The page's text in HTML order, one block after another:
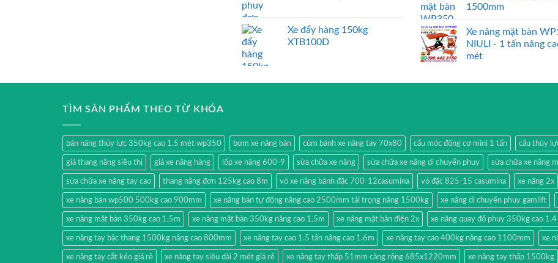
Xe đẩy hàng 150kg
XTB100D
1500mm
Xe nâng mặt bàn
NIULI - 1 tấn nâng
mét
TÌM SẢN PHẨM THEO TỪ KHÓA
bàn nâng thủy lực 350kg cao 1.5 mét wp350 bơm xe nâng bàn cùm bánh xe nâng tay 70x80 cẩu móc động cơ mini 1 tấn cẩu thủy
giá thang nâng siêu thị giá xe nâng hàng lốp xe nâng 600-9 sửa chữa xe nâng sửa chữa xe nâng di chuyển phuy sửa chữa xe nâng
sửa chữa xe nâng tay cao thang nâng đơn 125kg cao 8m vỏ xe nâng bánh đặc 700-12casumina vỏ đặc 825-15 casumina xe nâng 2x
xe nâng bàn wp500 500kg cao 900mm xe nâng bán tự động nâng cao 2500mm tải trọng nâng 1500kg xe nâng di chuyển phuy gamlift
xe nâng mặt bàn 350kg cao 1.5m xe nâng mặt bàn 350kg nâng cao 1.5m xe nâng mặt bàn điện 2x xe nâng quay đổ phuy 350kg cao
xe nâng tay bậc thang 1500kg nâng cao 800mm xe nâng tay cao 1.5 tấn nâng cao 1.6m xe nâng tay cao 400kg nâng cao 1100mm xe
xe nâng tay cắt kéo giá rẻ xe nâng tay siêu dài 2 mét giá rẻ xe nâng tay thấp 51mm càng rộng 685x1220mm xe nâng tay thấp 1500kg